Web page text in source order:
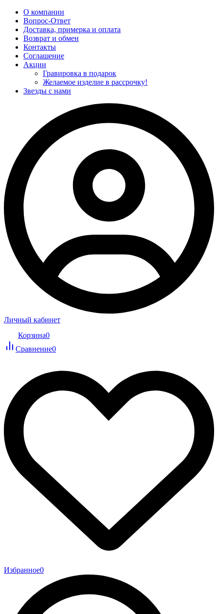
О компании
Вопрос-Ответ
Доставка, примерка и оплата
Возврат и обмен
Контакты
Соглашение
Акции
Гравировка в подарок
Желаемое изделие в рассрочку!
Звезды с нами
Личный кабинет
Корзина0
Сравнение0
Избранное0